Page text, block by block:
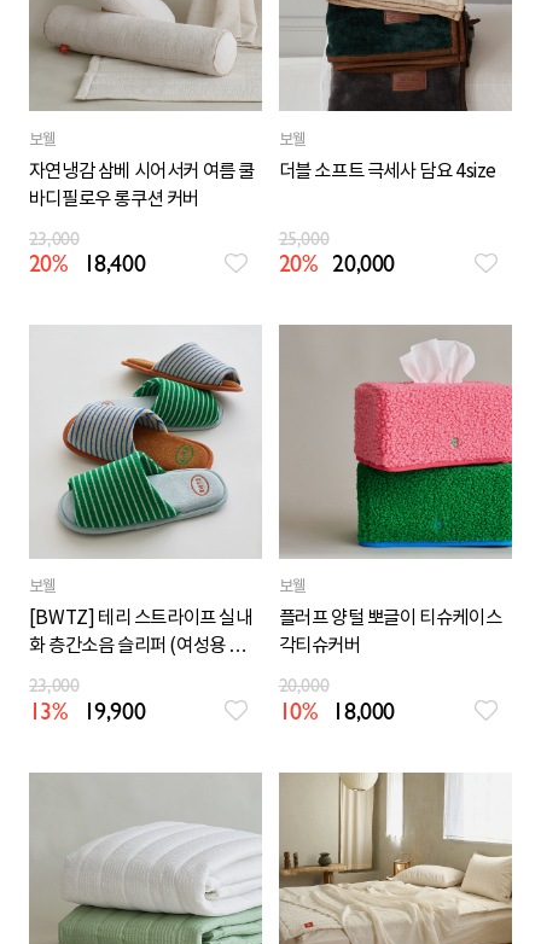
보웰
자연냉감 삼베 시어서커 여름 쿨
바디필로우 롱쿠션 커버
23,000
20% 18,400
보웰
더블 소프트 극세사 담요 4size
25,000
20% 20,000
보웰
[BWTZ] 테리 스트라이프 실내
화 층간소음 슬리퍼 (여성용 남성
용빅사이즈)
23,000
13% 19,900
보웰
플러프 양털 뽀글이 티슈케이스
각티슈커버
20,000
10% 18,000